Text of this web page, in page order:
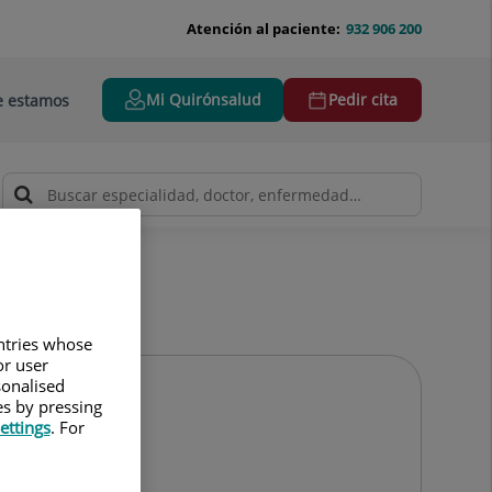
932 906 200
Atención al paciente:
estamos Mi Quirónsalud Pedir cita
whose
user
by pressing
. For